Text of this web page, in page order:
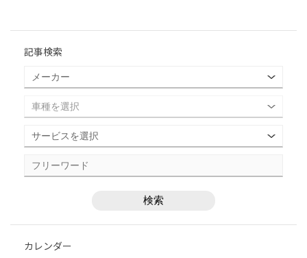
記事検索
カレンダー